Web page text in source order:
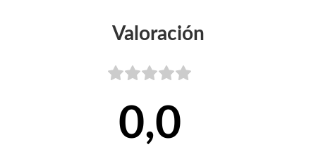
Valoración
0,0